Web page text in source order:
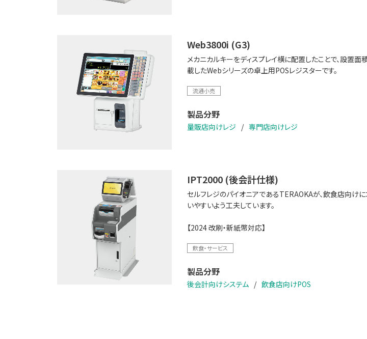
Web3800i (G3)
メカニカルキーをディスプレイ横に配置したことで、設
載したWebシリーズの卓上用POSレジスターです。
流通小売
製品分野
量販店向けレジ 専門店向けレジ
IPT2000 (後会計仕様)
セルフレジのパイオニアであるTERAOKAが、飲食店向け
いやすいよう工夫しています。
【2024 改刷・新紙幣対応】
飲食・サービス
製品分野
後会計向けシステム 飲食店向けPOS